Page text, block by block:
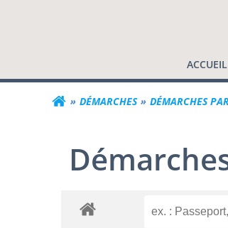
Commune
ACCUEIL
DÉMARCHES DÉMARCHES